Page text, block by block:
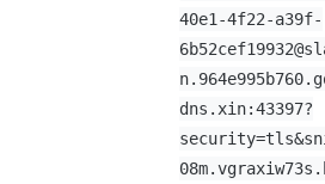
40e1-4f22-a39f-
dns.xin:43397?